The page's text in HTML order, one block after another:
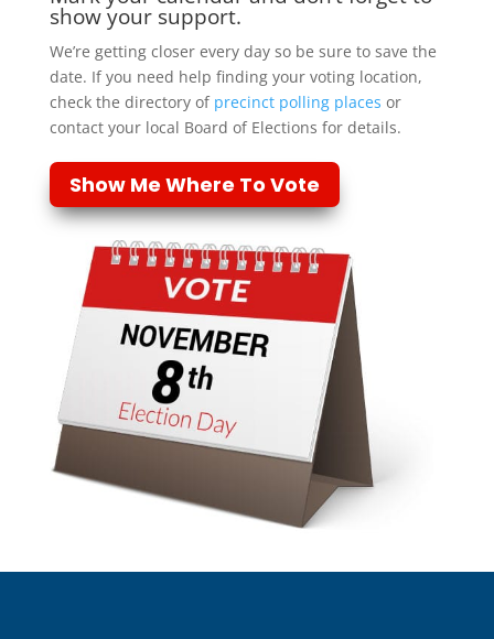
show your support.
We’re getting closer every day so be sure to save the
date. If you need help finding your voting location,
check the directory of precinct polling places or
contact your local Board of Elections for details.
Show Me Where To Vote